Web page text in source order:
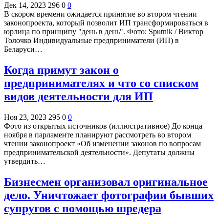
Дек 14, 2023 296 0 0
В скором времени ожидается принятие во втором чтении
законопроекта, который позволит ИП трансформироваться в
юрлица по принципу "день в день". Фото: Sputnik / Виктор
Толочко Индивидуальные предприниматели (ИП) в
Беларуси…
Когда примут закон о
предпринимателях и что со списком
видов деятельности для ИП
Ноя 23, 2023 295 0 0
Фото из открытых источников (иллюстративное) До конца
ноября в парламенте планируют рассмотреть во втором
чтении законопроект «Об изменении законов по вопросам
предпринимательской деятельности». Депутаты должны
утвердить…
Бизнесмен организовал оригинальное
дело. Уничтожает фотографии бывших
супругов с помощью шредера